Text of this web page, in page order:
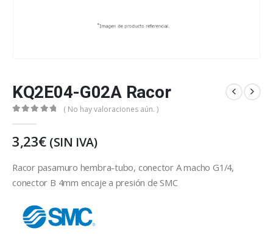
KQ2E04-G02A Racor
( No hay valoraciones aún. )
3,23€ (SIN IVA)
Racor pasamuro hembra-tubo, conector A macho G1/4,
conector B 4mm encaje a presión de SMC